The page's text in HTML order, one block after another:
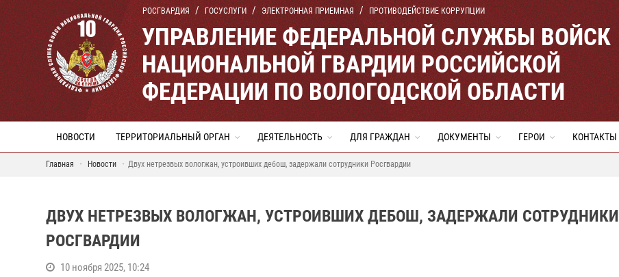
РОСГВАРДИЯ ГОСУСЛУГИ ЭЛЕКТРОННАЯ ПРИЕМНАЯ ПРОТИВОДЕЙСТВИЕ КОРРУПЦИИ
УПРАВЛЕНИЕ ФЕДЕРАЛЬНОЙ СЛУЖБЫ ВОЙСК
НАЦИОНАЛЬНОЙ ГВАРДИИ РОССИЙСКОЙ
ФЕДЕРАЦИИ ПО ВОЛОГОДСКОЙ ОБЛАСТИ
НОВОСТИ ТЕРРИТОРИАЛЬНЫЙ ОРГАН ДЕЯТЕЛЬНОСТЬ ДЛЯ ГРАЖДАН ДОКУМЕНТЫ ГЕРОИ КОНТАКТЫ
Главная Новости Двух нетрезвых вологжан, устроивших дебош, задержали сотрудники Росгвардии
ДВУХ НЕТРЕЗВЫХ ВОЛОГЖАН, УСТРОИВШИХ ДЕБОШ, ЗАДЕРЖАЛИ СОТРУДНИКИ
РОСГВАРДИИ
10 ноября 2025, 10:24